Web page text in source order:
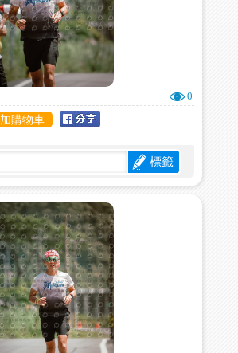
0
加購物車
標籤